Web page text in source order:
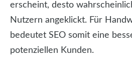
erscheint, desto
Nutzern angeklickt. Für
bedeutet SEO somit eine
potenziellen Kunden.